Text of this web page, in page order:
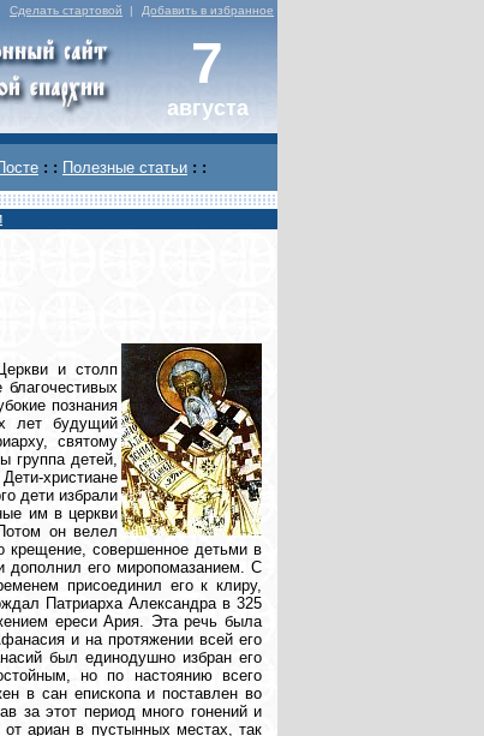
Сделать стартовой | Добавить в избранное
7
августа
: : Полезные статьи : :
и столп
познания
лет будущий
святому
группа детей,
христиане
дети избрали
им в церкви
он велел
крещение, совершенное детьми в
дополнил его миропомазанием. С
присоединил его к клиру,
Патриарха Александра в 325
ереси Ария. Эта речь была
и на протяжении всей его
был единодушно избран его
но по настоянию всего
в сан епископа и поставлен во
за этот период много гонений и
ариан в пустынных местах, так